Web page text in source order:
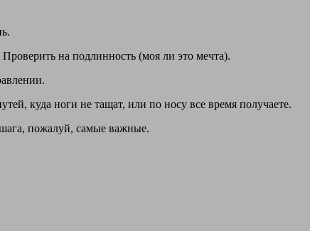
на подлинность (моя ли это мечта).
куда ноги не тащат, или по носу все время получаете.
пожалуй, самые важные.